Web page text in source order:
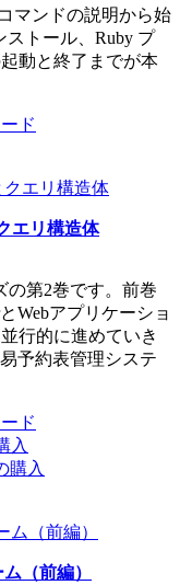
マンドの説明から始
ストール、Ruby プ
動と終了までが本
ド
エリ構造体
の第2巻です。前巻
Webアプリケーショ
行的に進めていき
予約表管理システ
ド
入
購入
（前編）